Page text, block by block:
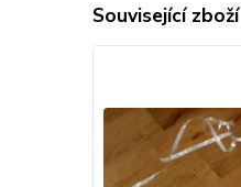
Související zboží